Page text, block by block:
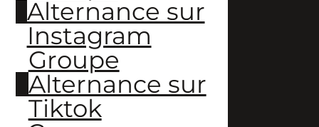
Alternance sur
Instagram
Groupe
Alternance sur
Tiktok